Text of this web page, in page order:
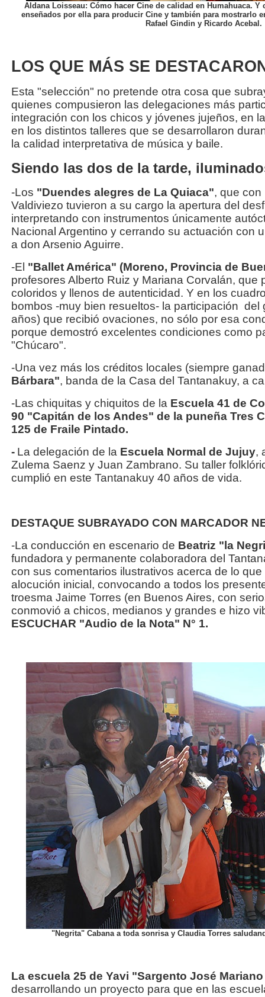
Aldana Loisseau: Cómo hacer Cine de calidad en Humahuaca.
enseñados por ella para producir Cine y también para mostrarlo
Rafael Gindin y Ricardo Acebal.
LOS QUE MÁS SE
Esta "selección" no pretende otra cosa que
quienes compusieron las delegaciones más
integración con los chicos y jóvenes jujeños, en
en los distintos talleres que se desarrollaron
la calidad interpretativa de música y baile.
Siendo las dos de la tarde,
-Los "Duendes alegres de La Quiaca", que con
Valdiviezo tuvieron a su cargo la apertura del
interpretando con instrumentos únicamente
Nacional Argentino y cerrando su actuación con
a don Arsenio Aguirre.
-El "Ballet América" (Moreno, Provincia de
profesores Alberto Ruiz y Mariana Corvalán, que
coloridos y llenos de autenticidad. Y en los
bombos -muy bien resueltos- la participación del
años) que recibió ovaciones, no sólo por esa
porque demostró excelentes condiciones como
"Chúcaro".
-Una vez más los créditos locales (siempre
Bárbara", banda de la Casa del Tantanakuy, a
-Las chiquitas y chiquitos de la Escuela 41 de
90 "Capitán de los Andes" de la puneña Tres
125 de Fraile Pintado.
- La delegación de la Escuela Normal de Jujuy,
Zulema Saenz y Juan Zambrano. Su taller
cumplió en este Tantanakuy 40 años de vida.
DESTAQUE SUBRAYADO CON MARCADOR
-La conducción en escenario de Beatriz "la
fundadora y permanente colaboradora del
con sus comentarios ilustrativos acerca de lo
alocución inicial, convocando a todos los
troesma Jaime Torres (en Buenos Aires, con
conmovió a chicos, medianos y grandes e hizo
ESCUCHAR "Audio de la Nota" N° 1.
"Negrita" Cabana a toda sonrisa y Claudia Torres
La escuela 25 de Yavi "Sargento José
desarrollando un proyecto para que en las